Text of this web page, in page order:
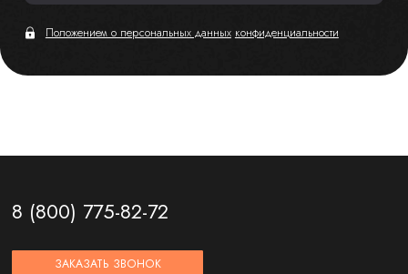
Положением о персональных данных конфиденциальности
8 (800) 775-82-72
ЗАКАЗАТЬ ЗВОНОК